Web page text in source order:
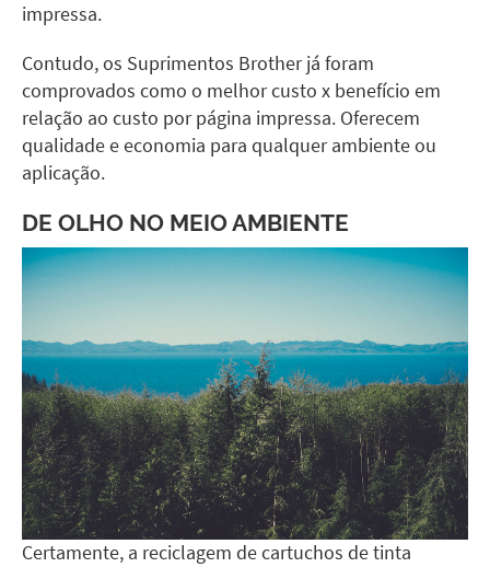
impressa.
Contudo, os Suprimentos Brother já foram
comprovados como o melhor custo x benefício em
relação ao custo por página impressa. Oferecem
qualidade e economia para qualquer ambiente ou
aplicação.
DE OLHO NO MEIO AMBIENTE
Certamente, a reciclagem de cartuchos de tinta